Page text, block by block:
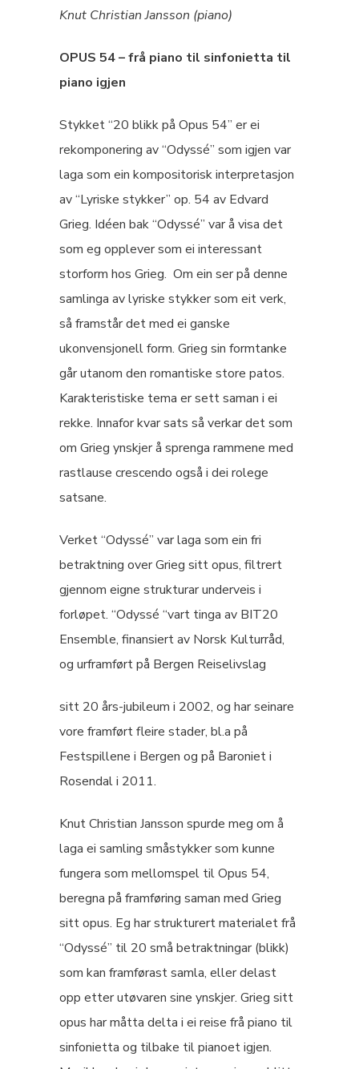
Knut Christian Jansson (piano)
OPUS 54 – frå piano til sinfonietta til
piano igjen
Stykket “20 blikk på Opus 54” er ei
rekomponering av “Odyssé” som igjen var
laga som ein kompositorisk interpretasjon
av “Lyriske stykker” op. 54 av Edvard
Grieg. Idéen bak “Odyssé” var å visa det
som eg opplever som ei interessant
storform hos Grieg. Om ein ser på denne
samlinga av lyriske stykker som eit verk,
så framstår det med ei ganske
ukonvensjonell form. Grieg sin formtanke
går utanom den romantiske store patos.
Karakteristiske tema er sett saman i ei
rekke. Innafor kvar sats så verkar det som
om Grieg ynskjer å sprenga rammene med
rastlause crescendo også i dei rolege
satsane.
Verket “Odyssé” var laga som ein fri
betraktning over Grieg sitt opus, filtrert
gjennom eigne strukturar underveis i
forløpet. “Odyssé “vart tinga av BIT20
Ensemble, finansiert av Norsk Kulturråd,
og urframført på Bergen Reiselivslag
sitt 20 års-jubileum i 2002, og har seinare
vore framført fleire stader, bl.a på
Festspillene i Bergen og på Baroniet i
Rosendal i 2011.
Knut Christian Jansson spurde meg om å
laga ei samling småstykker som kunne
fungera som mellomspel til Opus 54,
beregna på framføring saman med Grieg
sitt opus. Eg har strukturert materialet frå
“Odyssé” til 20 små betraktningar (blikk)
som kan framførast samla, eller delast
opp etter utøvaren sine ynskjer. Grieg sitt
opus har måtta delta i ei reise frå piano til
sinfonietta og tilbake til pianoet igjen.